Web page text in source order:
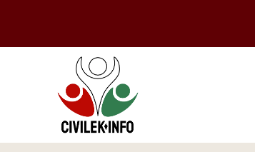
tartalomba